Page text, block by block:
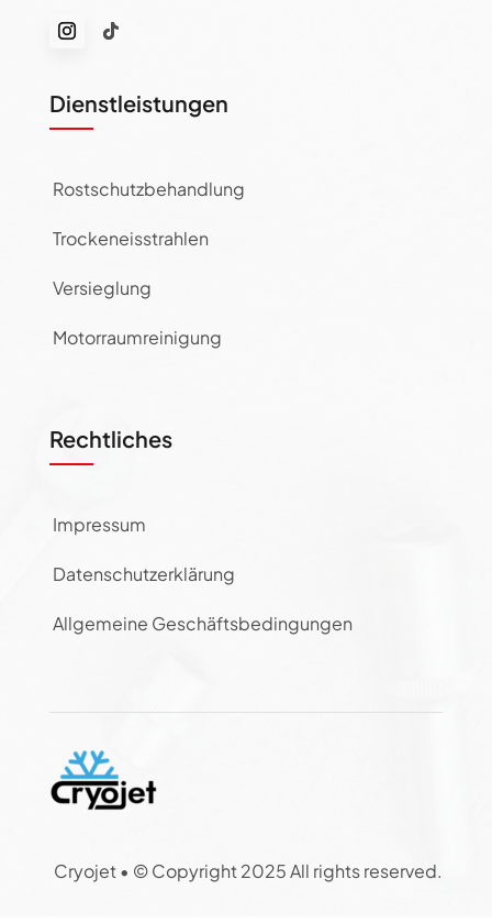
Dienstleistungen
Rostschutzbehandlung
Trockeneisstrahlen
Versieglung
Motorraumreinigung
Rechtliches
Impressum
Datenschutzerklärung
Allgemeine Geschäftsbedingungen
Cryojet • © Copyright 2025 All rights reserved.